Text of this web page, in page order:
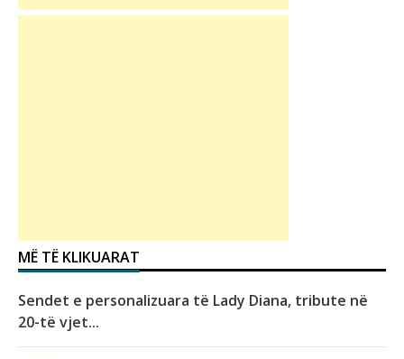
MË TË KLIKUARAT
Sendet e personalizuara të Lady Diana, tribute në
20-të vjet...